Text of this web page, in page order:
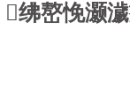
绋嶅悗灏